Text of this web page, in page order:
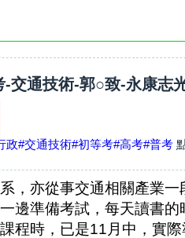
-交通技術-郭○致-永康志
政#交通技術#初等考#高考#普考
，亦從事交通相關產業
邊準備考試，每天讀書
程時，已是11月中，實